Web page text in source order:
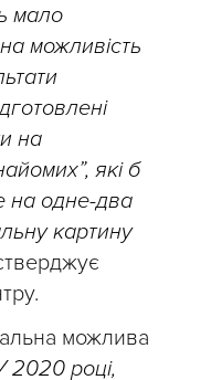
мало
можливість
на
які б
на одне-два
картину
можлива
2020 році,